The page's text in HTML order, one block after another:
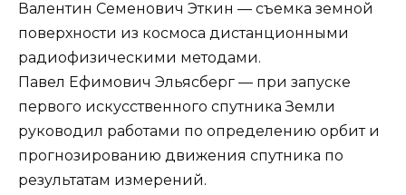
Валентин Семенович Эткин — съемка земной
поверхности из космоса дистанционными
радиофизическими методами.
Павел Ефимович Эльясберг — при запуске
первого искусственного спутника Земли
руководил работами по определению орбит и
прогнозированию движения спутника по
результатам измерений.